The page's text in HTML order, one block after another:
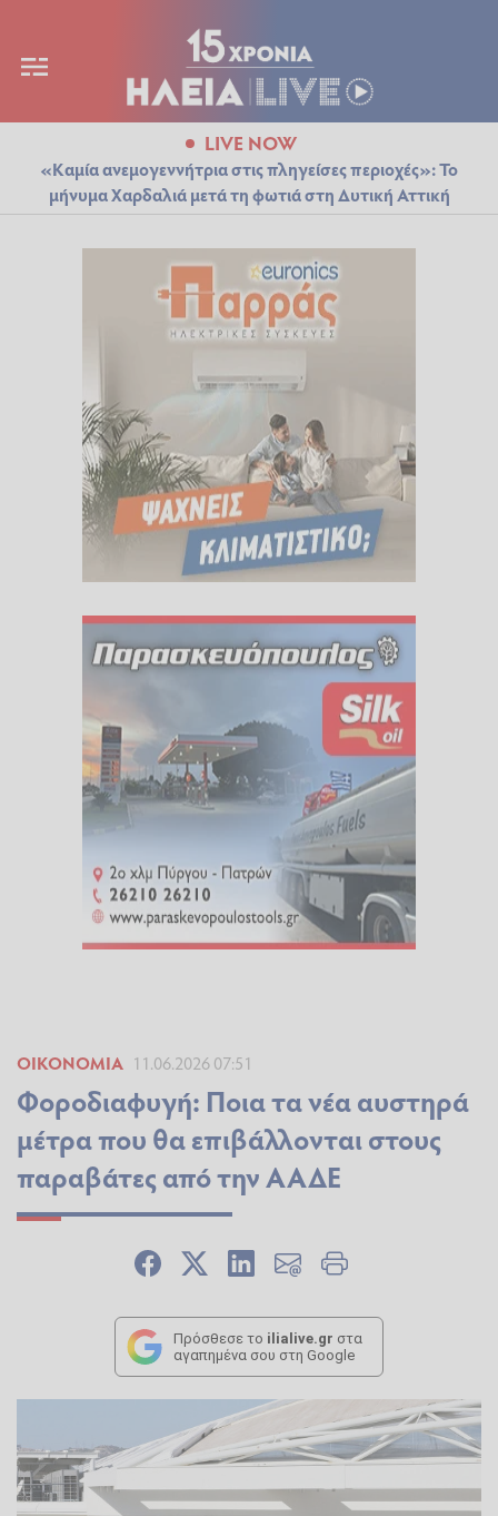
LIVE NOW
«Καμία ανεμογεννήτρια στις πληγείσες περιοχές»: Το
μήνυμα Χαρδαλιά μετά τη φωτιά στη Δυτική Αττική
ΟΙΚΟΝΟΜΊΑ 11.06.2026 07:51
Φοροδιαφυγή: Ποια τα νέα αυστηρά
μέτρα που θα επιβάλλονται στους
παραβάτες από την ΑΑΔΕ
Πρόσθεσε το ilialive.gr στα
αγαπημένα σου στη Google